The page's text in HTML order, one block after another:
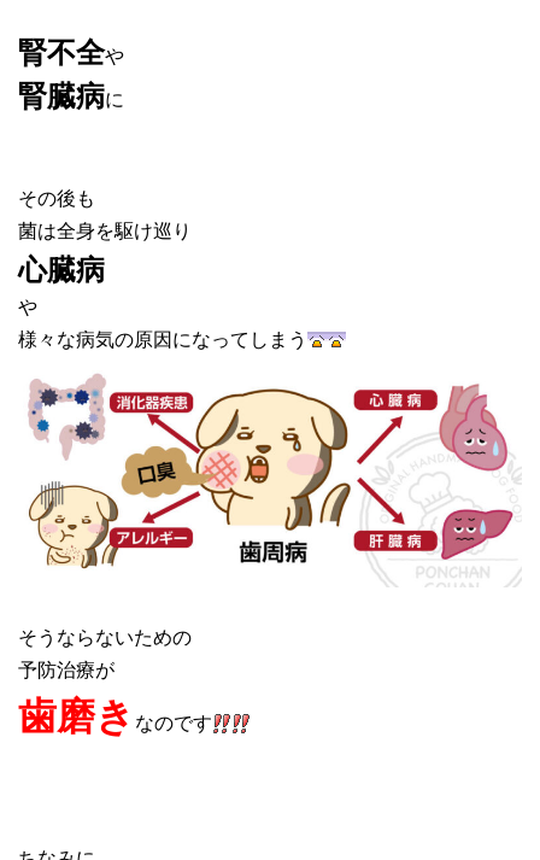
腎不全や
腎臓病に
その後も
菌は全身を駆け巡り
心臓病
や
様々な病気の原因になってしまう
そうならないための
予防治療が
歯磨き なのです